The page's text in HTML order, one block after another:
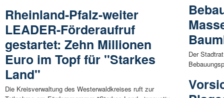
Rheinland-Pfalz-weiter
LEADER-Förderaufruf
gestartet: Zehn Millionen
Euro im Topf für "Starkes
Land"
Die Kreisverwaltung des Westerwaldkreises ruft zur
Der